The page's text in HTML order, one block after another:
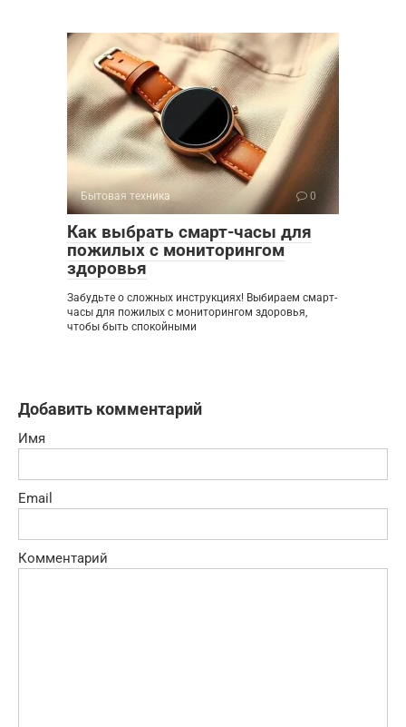
Бытовая техника 0
Как выбрать смарт-часы для
пожилых с мониторингом
здоровья
Забудьте о сложных инструкциях! Выбираем смарт-
часы для пожилых с мониторингом здоровья,
чтобы быть спокойными
Добавить комментарий
Имя
Email
Комментарий